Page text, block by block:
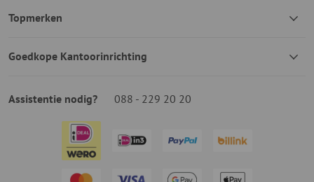
Topmerken
Goedkope Kantoorinrichting
Assistentie nodig? 088 - 229 20 20